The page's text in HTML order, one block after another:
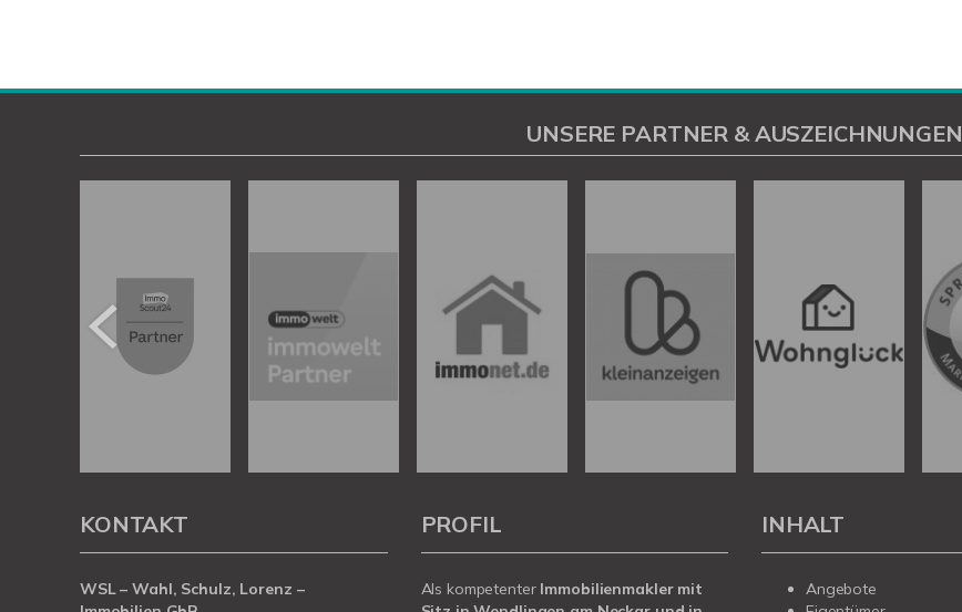
UNSERE PARTNER & AUSZEICHNUNGEN
KONTAKT
WSL – Wahl, Schulz, Lorenz –
PROFIL
Als kompetenter Immobilienmakler mit
INHALT
Angebote